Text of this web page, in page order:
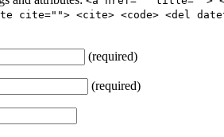
cite=""> <cite> <code> <del
(required)
(required)